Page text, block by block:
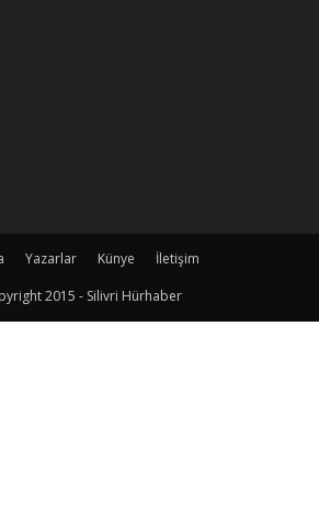
Yazarlar Künye
İletişim
2015 - Silivri Hürhaber